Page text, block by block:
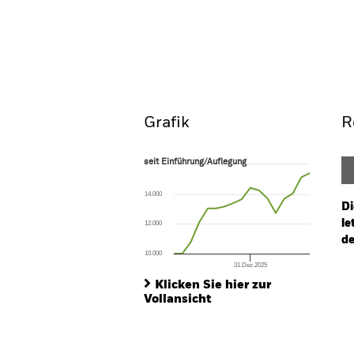
Grafik
seit Einführung/Auflegung
The chart has 1 X axis displaying Time.
The chart has 1 Y axis displaying values.
seit Einführung/Auflegung
31.Dez.2025
10.000
12.000
14.000
Klicken Sie hier zur
Vollansicht